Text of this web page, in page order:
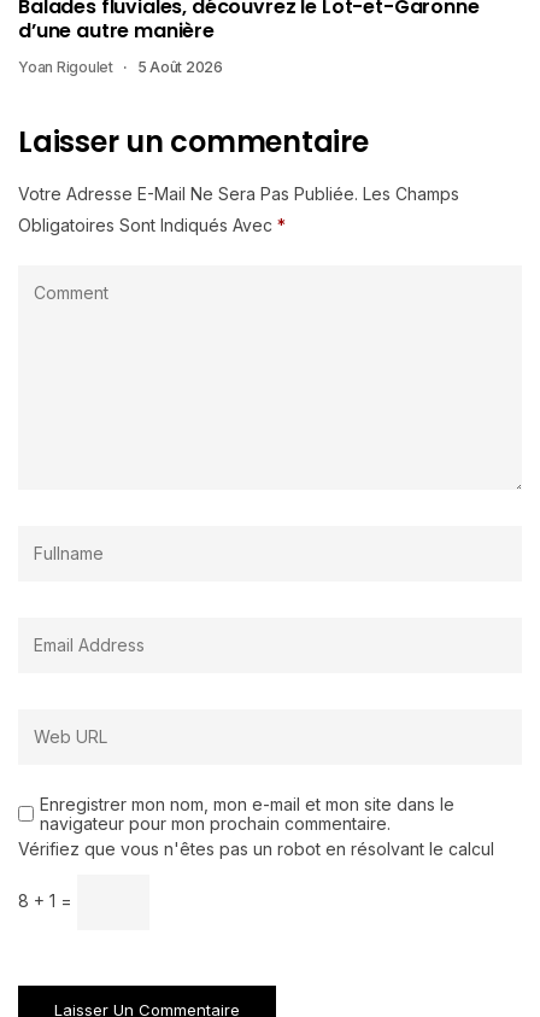
Balades fluviales, découvrez le Lot-et-Garonne
d’une autre manière
Yoan Rigoulet 5 Août 2026
Laisser un commentaire
Votre Adresse E-Mail Ne Sera Pas Publiée. Les Champs
Obligatoires Sont Indiqués Avec *
Enregistrer mon nom, mon e-mail et mon site dans le
navigateur pour mon prochain commentaire.
Vérifiez que vous n'êtes pas un robot en résolvant le calcul
8 + 1 =